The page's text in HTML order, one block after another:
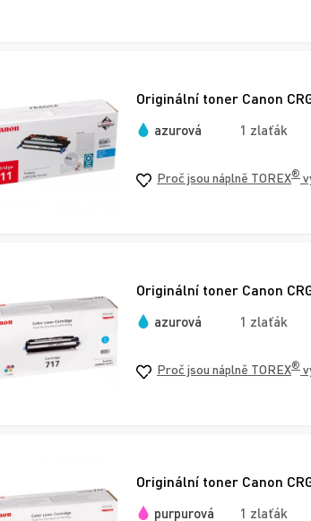
Originální toner Canon
azurová 1 zlaťák
Proč jsou náplně TOREX®
Originální toner Canon
azurová 1 zlaťák
Proč jsou náplně TOREX®
Originální toner Canon
purpurová 1 zlaťák